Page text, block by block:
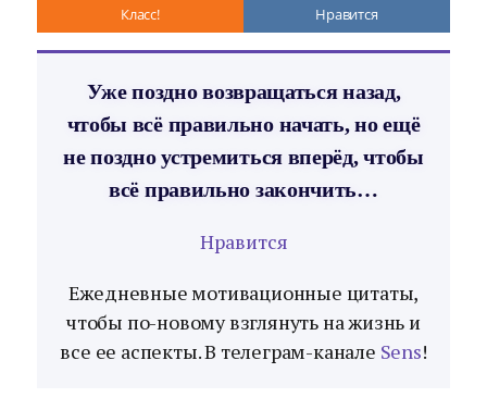
Класс! Нравится
Уже поздно возвращаться назад,
чтобы всё правильно начать, но ещё
не поздно устремиться вперёд, чтобы
всё правильно закончить…
Нравится
Ежедневные мотивационные цитаты,
чтобы по-новому взглянуть на жизнь и
все ее аспекты. В телеграм-канале Sens!